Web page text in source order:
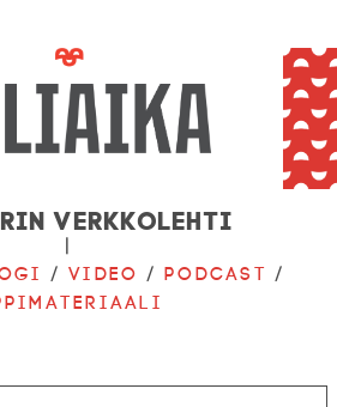
verkkolehti
|
/Video /Podcast /